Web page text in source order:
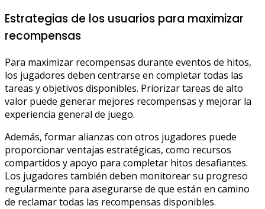
Estrategias de los usuarios para maximizar
recompensas
Para maximizar recompensas durante eventos de hitos,
los jugadores deben centrarse en completar todas las
tareas y objetivos disponibles. Priorizar tareas de alto
valor puede generar mejores recompensas y mejorar la
experiencia general de juego.
Además, formar alianzas con otros jugadores puede
proporcionar ventajas estratégicas, como recursos
compartidos y apoyo para completar hitos desafiantes.
Los jugadores también deben monitorear su progreso
regularmente para asegurarse de que están en camino
de reclamar todas las recompensas disponibles.